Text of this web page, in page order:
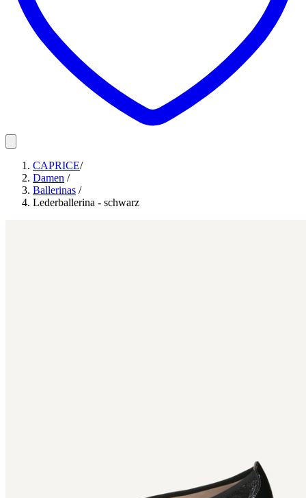
CAPRICE/
Damen /
Ballerinas /
Lederballerina - schwarz